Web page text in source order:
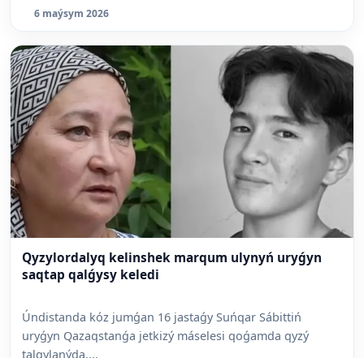
6 maýsym 2026
Qyzylordalyq kelinshek marqum ulynyń uryǵyn
saqtap qalǵysy keledi
Úndistanda kóz jumǵan 16 jastaǵy Suńqar Sábittiń
uryǵyn Qazaqstanǵa jetkizý máselesi qoǵamda qyzý
talqylanýda....